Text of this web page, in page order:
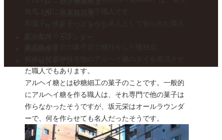
た職人でもあります。
アルヘイ糖とは砂糖細工の菓子のことです。一般的
にアルヘイ糖を作る職人は、それ専門で他の菓子は
作らなかったそうですが、坂元栄はオールラウンダ
ーで、何を作らせても名人だったそうです。